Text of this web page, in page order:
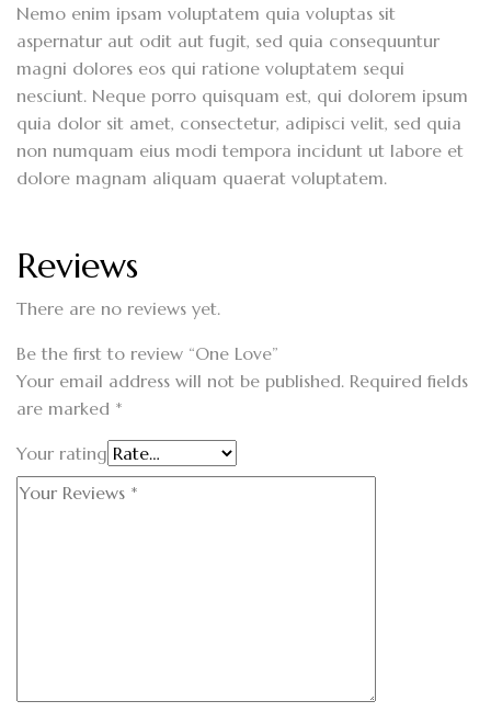
Nemo enim ipsam voluptatem quia voluptas sit
aspernatur aut odit aut fugit, sed quia consequuntur
magni dolores eos qui ratione voluptatem sequi
nesciunt. Neque porro quisquam est, qui dolorem ipsum
quia dolor sit amet, consectetur, adipisci velit, sed quia
non numquam eius modi tempora incidunt ut labore et
dolore magnam aliquam quaerat voluptatem.
Reviews
There are no reviews yet.
Be the first to review “One Love”
Your email address will not be published. Required fields
are marked *
Your rating